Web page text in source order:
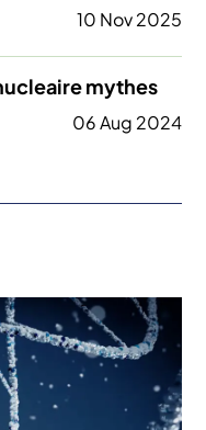
10 Nov 2025
mythes
06 Aug 2024